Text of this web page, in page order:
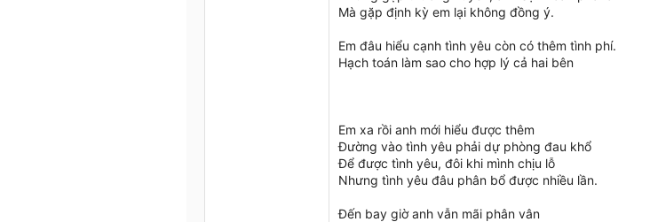
Mà gặp định kỳ em lại không đồng ý.
Em đâu hiểu cạnh tình yêu còn có thêm tình phí.
Hạch toán làm sao cho hợp lý cả hai bên
Em xa rồi anh mới hiểu được thêm
Đường vào tình yêu phải dự phòng đau khổ
Để được tình yêu, đôi khi mình chịu lỗ
Nhưng tình yêu đâu phân bổ được nhiều lần.
Đến bay giờ anh vẫn mãi phân vân